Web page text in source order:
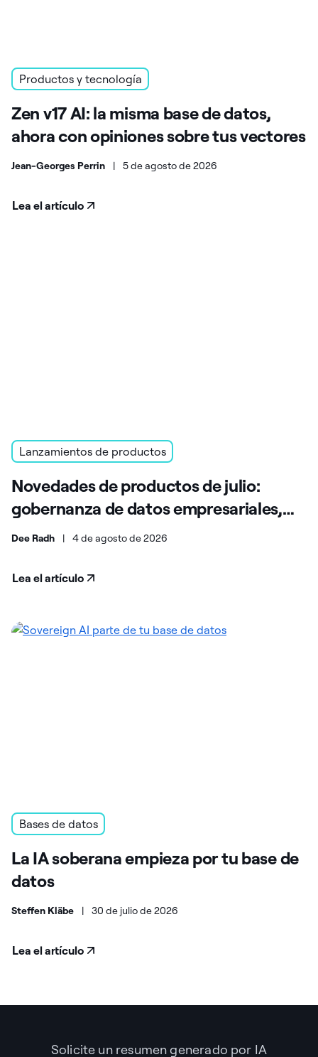
Productos y tecnología
Zen v17 AI: la misma base de datos,
ahora con opiniones sobre tus vectores
Jean-Georges Perrin | 5 de agosto de 2026
Lea el artículo
Lanzamientos de productos
Novedades de productos de julio:
gobernanza de datos empresariales,
soberanía y escalabilidad
Dee Radh | 4 de agosto de 2026
Lea el artículo
Bases de datos
La IA soberana empieza por tu base de
datos
Steffen Kläbe | 30 de julio de 2026
Lea el artículo
Solicite un resumen generado por IA